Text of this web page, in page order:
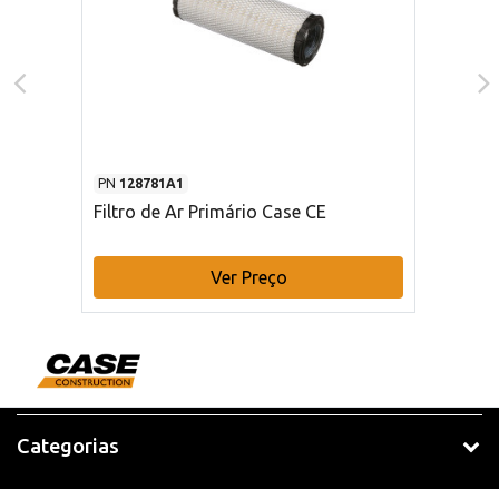
PN 128781A1
Filtro de Ar Primário Case CE
Ver Preço
Categorias